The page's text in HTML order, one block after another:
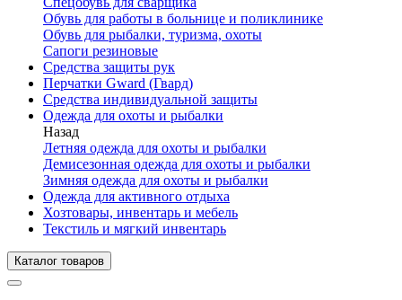
Обувь для работы в больнице и поликлинике
Обувь для рыбалки, туризма, охоты
Сапоги резиновые
Средства защиты рук
Перчатки Gward (Гвард)
Средства индивидуальной защиты
Одежда для охоты и рыбалки
Назад
Летняя одежда для охоты и рыбалки
Демисезонная одежда для охоты и рыбалки
Зимняя одежда для охоты и рыбалки
Одежда для активного отдыха
Хозтовары, инвентарь и мебель
Текстиль и мягкий инвентарь
Каталог товаров